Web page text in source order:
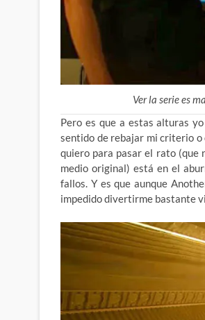
Ver la serie es
Pero es que a estas alturas
sentido de rebajar mi criterio o
quiero para pasar el rato (que
medio original) está en el
fallos. Y es que aunque
impedido divertirme bastante